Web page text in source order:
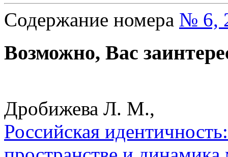
Содержание номера № 6,
Возможно, Вас
Дробижева Л. М.,
Российская